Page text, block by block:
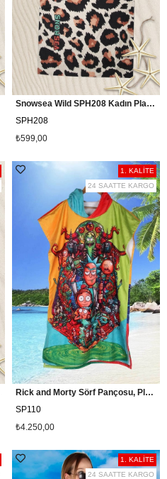
Snowsea Wild SPH208 Kadın Plaj Havlusu
SPH208
₺599,00
Rick and Morty Sörf Pançosu, Plaj Havlu Panço
SP110
₺4.250,00
1. KALİTE
24 SAATTE KARGO
1. KALİTE
24 SAATTE KARGO